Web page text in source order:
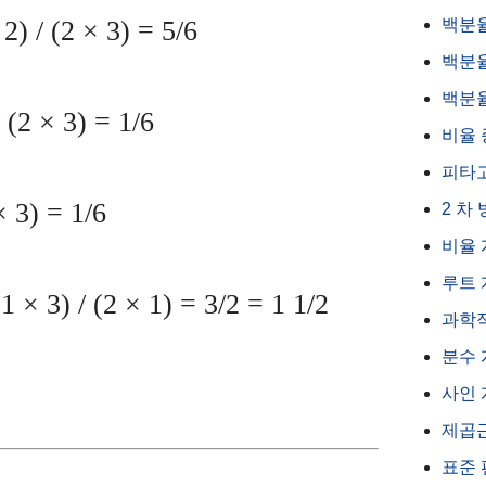
/ (2 × 3) = 5/6
× 3) = 1/6
3) = 1/6
× 3) / (2 × 1) = 3/2 = 1 1/2
백분
백분
백분
비율
피타
2 차
비율
루트
과학
분수
사인
제곱
표준